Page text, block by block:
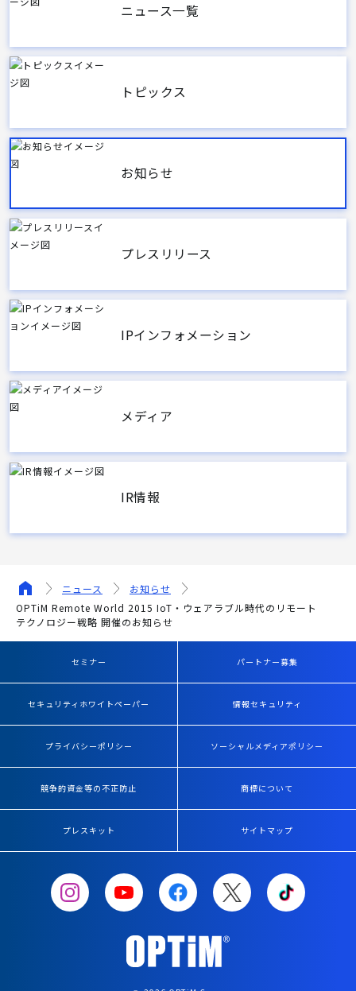
ニュース一覧
トピックス
お知らせ
プレスリリース
IPインフォメーション
メディア
IR情報
ニュース
お知らせ
OPTiM Remote World 2015 IoT・ウェアラブル時代のリモート
テクノロジー戦略 開催のお知らせ
セミナー パートナー募集
セキュリティホワイトペーパー 情報セキュリティ
プライバシーポリシー ソーシャルメディアポリシー
競争的資金等の不正防止 商標について
プレスキット サイトマップ